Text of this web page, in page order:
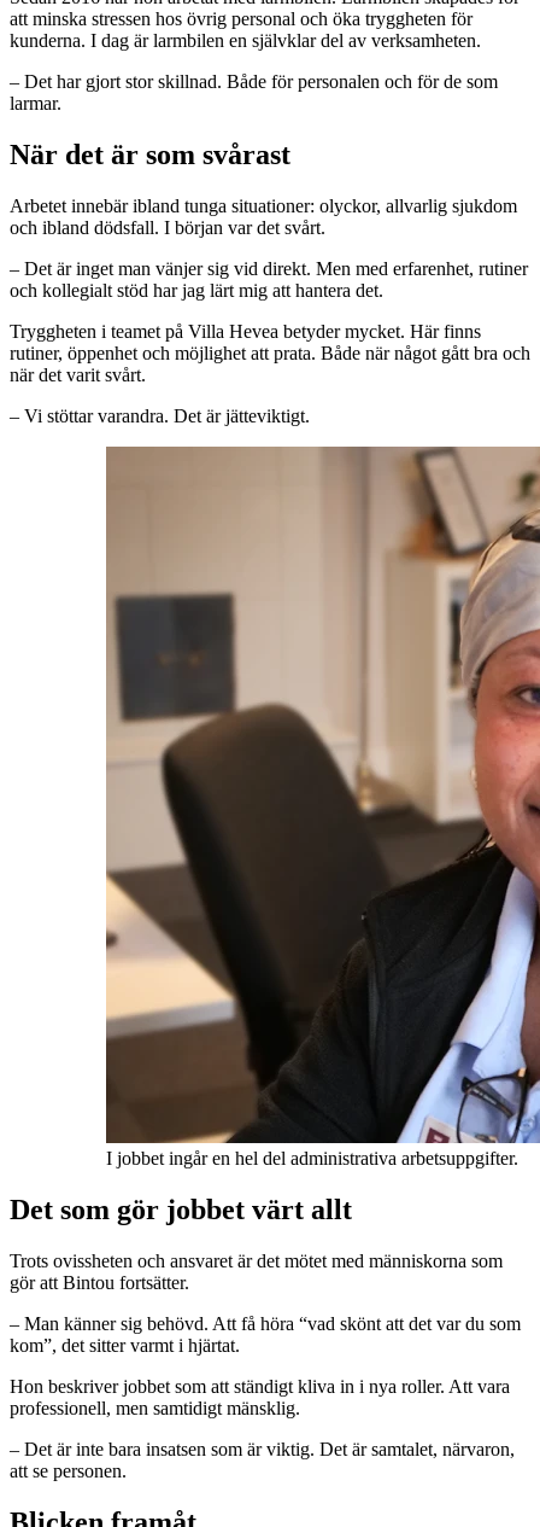
att minska stressen hos övrig personal och öka tryggheten för
kunderna. I dag är larmbilen en självklar del av verksamheten.
– Det har gjort stor skillnad. Både för personalen och för de som
larmar.
När det är som svårast
Arbetet innebär ibland tunga situationer: olyckor, allvarlig sjukdom
och ibland dödsfall. I början var det svårt.
– Det är inget man vänjer sig vid direkt. Men med erfarenhet, rutiner
och kollegialt stöd har jag lärt mig att hantera det.
Tryggheten i teamet på Villa Hevea betyder mycket. Här finns
rutiner, öppenhet och möjlighet att prata. Både när något gått bra och
när det varit svårt.
– Vi stöttar varandra. Det är jätteviktigt.
I jobbet ingår en hel del administrativa arbetsuppgifter.
Det som gör jobbet värt allt
Trots ovissheten och ansvaret är det mötet med människorna som
gör att Bintou fortsätter.
– Man känner sig behövd. Att få höra “vad skönt att det var du som
kom”, det sitter varmt i hjärtat.
Hon beskriver jobbet som att ständigt kliva in i nya roller. Att vara
professionell, men samtidigt mänsklig.
– Det är inte bara insatsen som är viktig. Det är samtalet, närvaron,
att se personen.